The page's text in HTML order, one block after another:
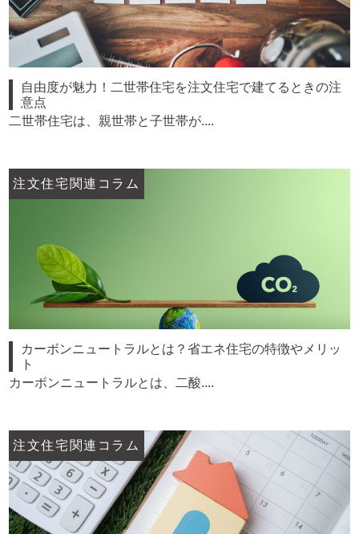
自由度が魅力！二世帯住宅を注文住宅で建てるときの注
意点
二世帯住宅は、親世帯と子世帯が....
注文住宅関連コラム
カーボンニュートラルとは？省エネ住宅の特徴やメリッ
ト
カーボンニュートラルとは、二酸....
注文住宅関連コラム